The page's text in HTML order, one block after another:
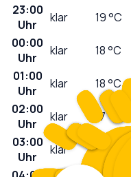
23:00
Uhr
klar 19°C
00:00
Uhr
klar 18°C
01:00
Uhr
klar 18°C
02:00
Uhr
klar 17°C
03:00
Uhr
klar 17 °C